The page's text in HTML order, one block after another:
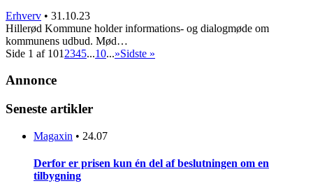
Erhverv • 31.10.23
Hillerød Kommune holder informations- og dialogmøde om
kommunens udbud. Mød…
Side 1 af 101 2345...10...»Sidste »
Annonce
Seneste artikler
Magaxin • 24.07
Derfor er prisen kun én del af beslutningen om en
tilbygning